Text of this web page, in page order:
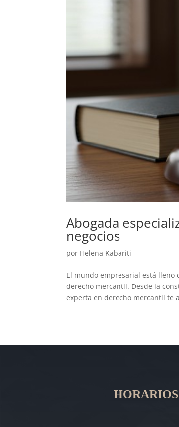
Abogada
negocios
por Helena Kabariti
El mundo empresarial está lleno
derecho mercantil. Desde la
experta en derecho mercantil te
HORARIOS